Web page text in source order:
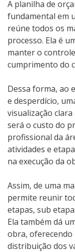
A planilha de
fundamental em
reúne todos os
processo. Ela é
manter o
cumprimento do
Dessa forma, ao
e desperdício,
visualização
será o custo do
profissional da
atividades e
na execução da
Assim, de uma
permite reunir
etapas, sub
Ela também dá
obra, oferecendo
distribuição dos